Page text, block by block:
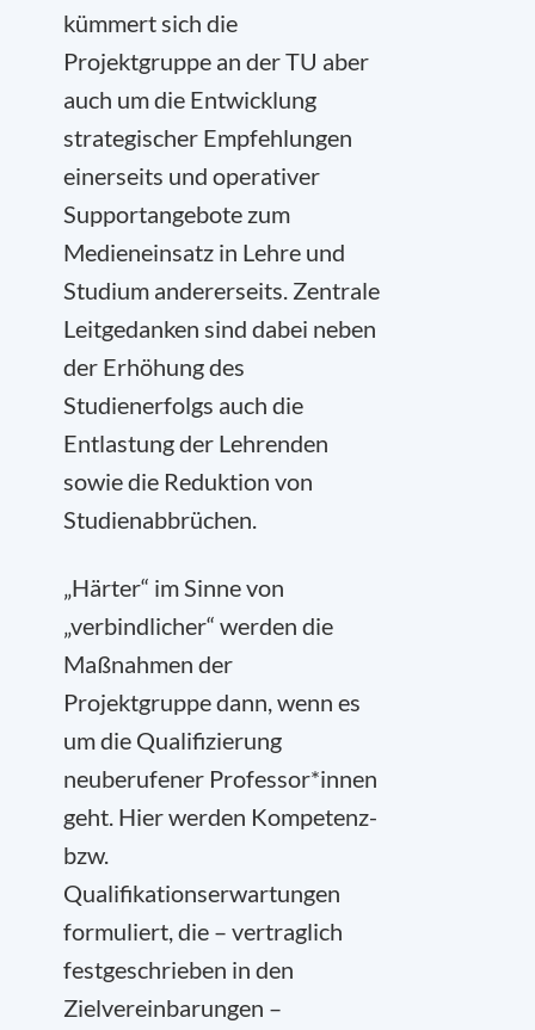
kümmert sich die
Projektgruppe an der TU aber
auch um die Entwicklung
strategischer Empfehlungen
einerseits und operativer
Supportangebote zum
Medieneinsatz in Lehre und
Studium andererseits. Zentrale
Leitgedanken sind dabei neben
der Erhöhung des
Studienerfolgs auch die
Entlastung der Lehrenden
sowie die Reduktion von
Studienabbrüchen.
„Härter“ im Sinne von
„verbindlicher“ werden die
Maßnahmen der
Projektgruppe dann, wenn es
um die Qualifizierung
neuberufener Professor*innen
geht. Hier werden Kompetenz-
bzw.
Qualifikationserwartungen
formuliert, die – vertraglich
festgeschrieben in den
Zielvereinbarungen –